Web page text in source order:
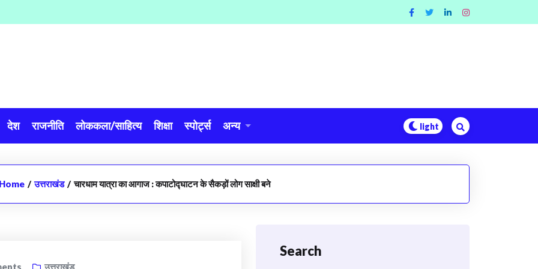
देश राजनीति लोककला/साहित्य शिक्षा स्पोर्ट्स अन्य
Home / उत्तराखंड / चारधाम यात्रा का आगाज : कपाटोद्घाटन के सैकड़ों लोग साक्षी बने
उत्तराखंड
Search